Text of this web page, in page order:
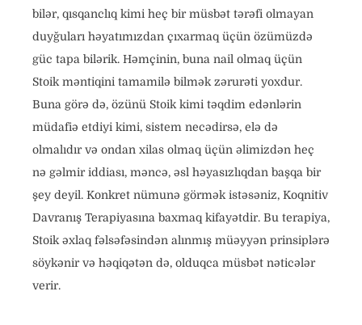
bilər, qısqanclıq kimi heç bir müsbət tərəfi olmayan
duyğuları həyatımızdan çıxarmaq üçün özümüzdə
güc tapa bilərik. Həmçinin, buna nail olmaq üçün
Stoik məntiqini tamamilə bilmək zərurəti yoxdur.
Buna görə də, özünü Stoik kimi təqdim edənlərin
müdafiə etdiyi kimi, sistem necədirsə, elə də
olmalıdır və ondan xilas olmaq üçün əlimizdən heç
nə gəlmir iddiası, məncə, əsl həyasızlıqdan başqa bir
şey deyil. Konkret nümunə görmək istəsəniz, Koqnitiv
Davranış Terapiyasına baxmaq kifayətdir. Bu terapiya,
Stoik əxlaq fəlsəfəsindən alınmış müəyyən prinsiplərə
söykənir və həqiqətən də, olduqca müsbət nəticələr
verir.